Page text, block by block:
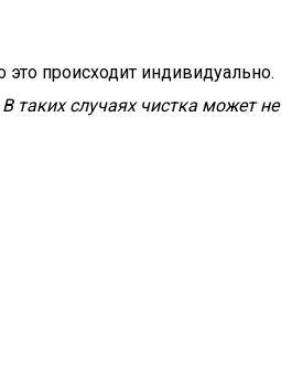
происходит индивидуально.
таких случаях чистка может не